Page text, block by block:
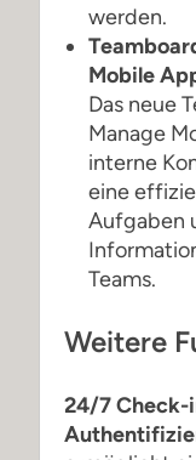
werden.
Mobile
Das neue
Manage
interne
eine
Aufgaben
Teams.
Weitere
24/7